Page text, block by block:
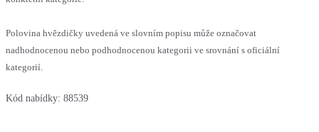
Polovina hvězdičky uvedená ve slovním popisu může označovat
nadhodnocenou nebo podhodnocenou kategorii ve srovnání s oficiální
kategorií.
Kód nabídky: 88539